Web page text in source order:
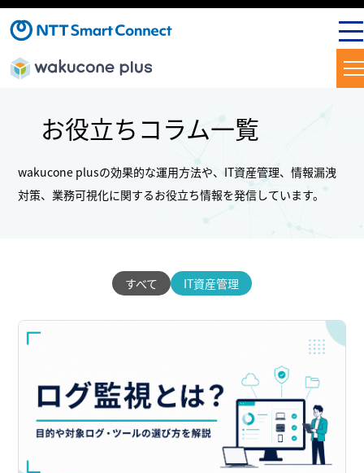
お役立ちコラム一覧
wakucone plusの効果的な運用方法や、IT資産管理、情報漏洩
対策、業務可視化に関するお役立ち情報を発信しています。
すべて IT資産管理